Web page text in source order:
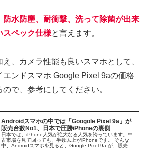
防水防塵、耐衝撃、洗って除菌が出来
スペック仕様と言えます。
、カメラ性能も良いスマホとして、
エンドスマホ Google Pixel 9aの価格
で、参考にしてください。
Androidスマホの中では「Googole Pixel 9a」が
販売台数No1、日本で圧勝iPhoneの裏側
日本では、iPhone人気が絶大なる人気を誇っています。中
古市場を見て回っても、半数以上がiPhoneです。 そんな
中、Androidスマホを見ると、Google Pixel 9a が、販売台